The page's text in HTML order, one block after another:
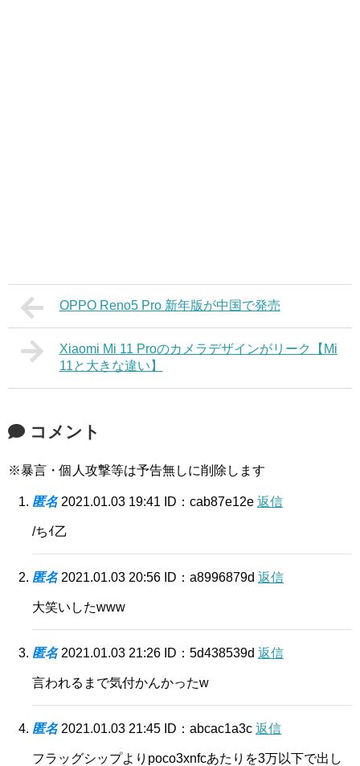
OPPO Reno5 Pro 新年版が中国で発売
Xiaomi Mi 11 Proのカメラデザインがリーク【Mi
11と大きな違い】
コメント
※暴言・個人攻撃等は予告無しに削除します
匿名 2021.01.03 19:41 ID：cab87e12e 返信
/ちｲ乙
匿名 2021.01.03 20:56 ID：a8996879d 返信
大笑いしたwww
匿名 2021.01.03 21:26 ID：5d438539d 返信
言われるまで気付かんかったw
匿名 2021.01.03 21:45 ID：abcac1a3c 返信
フラッグシップよりpoco3xnfcあたりを3万以下で出し